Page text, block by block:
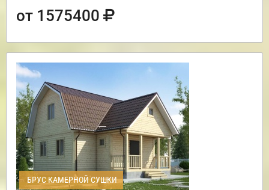
от 1575400
БРУС КАМЕРНОЙ СУШКИ